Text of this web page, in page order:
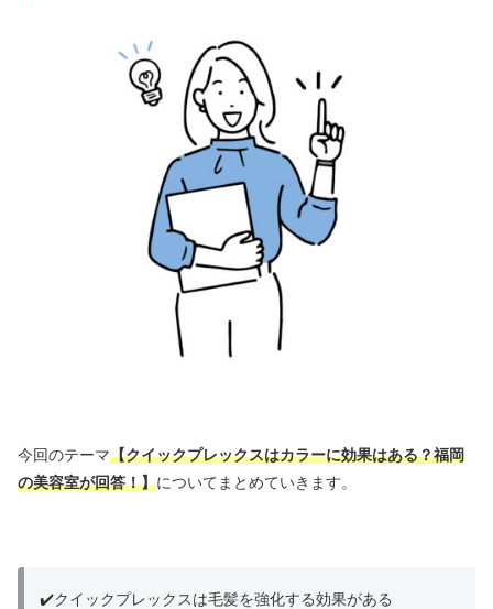
今回のテーマ【クイックプレックスはカラーに効果はある？福岡
の美容室が回答！】についてまとめていきます。
✔️クイックプレックスは毛髪を強化する効果がある